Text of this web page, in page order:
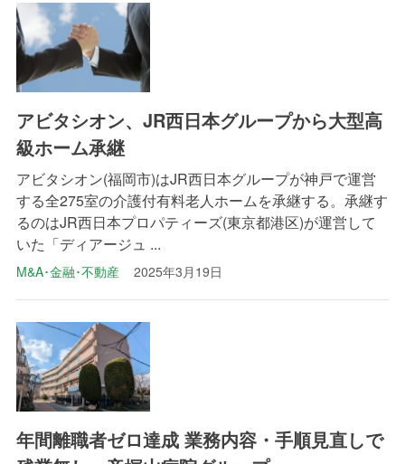
アビタシオン、JR西日本グループから大型高
級ホーム承継
アビタシオン(福岡市)はJR西日本グループが神戸で運営
する全275室の介護付有料老人ホームを承継する。承継す
るのはJR西日本プロパティーズ(東京都港区)が運営して
いた「ディアージュ ...
M&A･金融･不動産 2025年3月19日
年間離職者ゼロ達成 業務内容・手順見直しで